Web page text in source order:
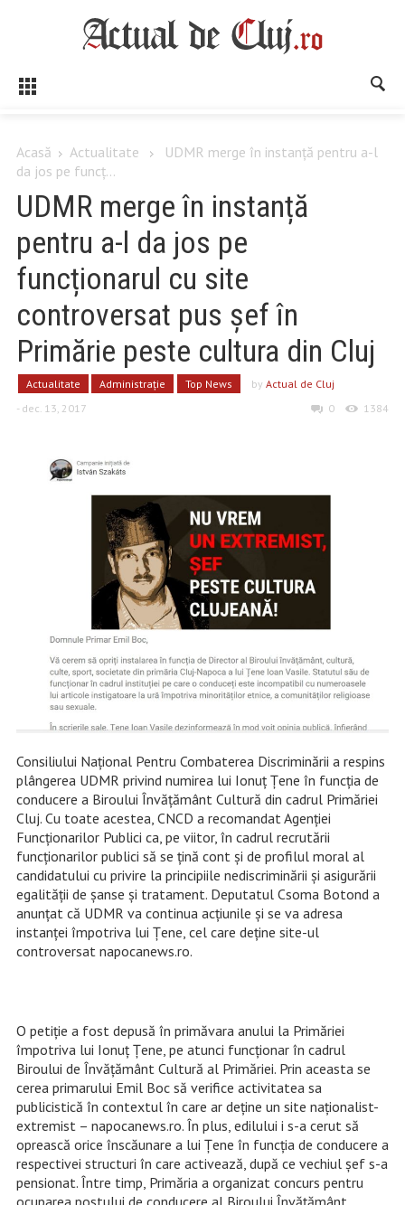
Acasă Actualitate
UDMR merge în instanță pentru a-l
da jos pe funcț...
UDMR merge în instanță
pentru a-l da jos pe
funcționarul cu site
controversat pus șef în
Primărie peste cultura din Cluj
Actualitate Administrație Top News by Actual de Cluj
- dec. 13, 2017
0 1384
Consiliului Național Pentru Combaterea Discriminării a respins
plângerea UDMR privind numirea lui Ionuț Țene în funcția de
conducere a Biroului Învățământ Cultură din cadrul Primăriei
Cluj. Cu toate acestea, CNCD a recomandat Agenției
Funcționarilor Publici ca, pe viitor, în cadrul recrutării
funcționarilor publici să se țină cont și de profilul moral al
candidatului cu privire la principiile nediscriminării și asigurării
egalității de șanse și tratament. Deputatul Csoma Botond a
anunțat că UDMR va continua acțiunile și se va adresa
instanței împotriva lui Țene, cel care deține site-ul
controversat napocanews.ro.
O petiție a fost depusă în primăvara anului la Primăriei
împotriva lui Ionuț Țene, pe atunci funcționar în cadrul
Biroului de Învățământ Cultură al Primăriei. Prin aceasta se
cerea primarului Emil Boc să verifice activitatea sa
publicistică în contextul în care ar deține un site naționalist-
extremist – napocanews.ro. În plus, edilului i s-a cerut să
oprească orice înscăunare a lui Țene în funcția de conducere a
respectivei structuri în care activează, după ce vechiul șef s-a
pensionat. Între timp, Primăria a organizat concurs pentru